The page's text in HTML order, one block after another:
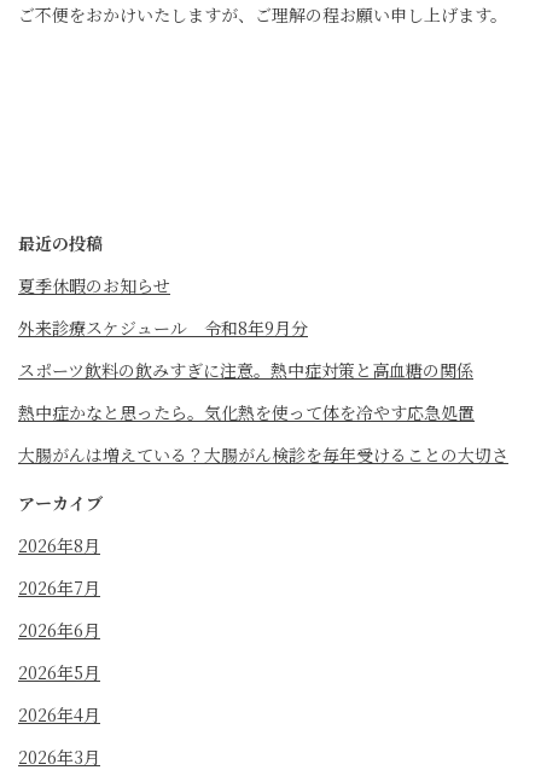
ご不便をおかけいたしますが、ご理解の程お願い申し上げます。
最近の投稿
夏季休暇のお知らせ
外来診療スケジュール 令和8年9月分
スポーツ飲料の飲みすぎに注意。熱中症対策と高血糖の関係
熱中症かなと思ったら。気化熱を使って体を冷やす応急処置
大腸がんは増えている？大腸がん検診を毎年受けることの大切さ
アーカイブ
2026年8月
2026年7月
2026年6月
2026年5月
2026年4月
2026年3月